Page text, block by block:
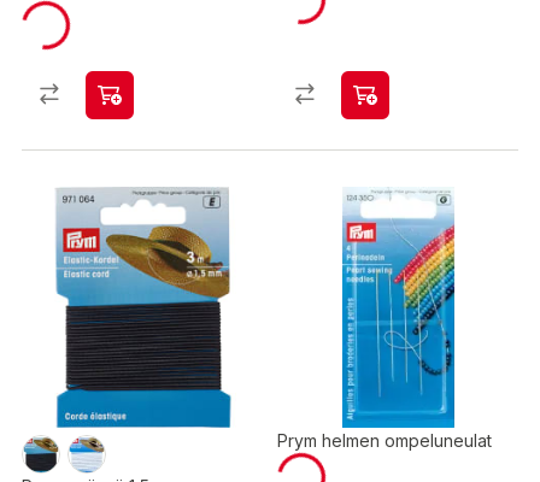
Prym helmen ompeluneulat